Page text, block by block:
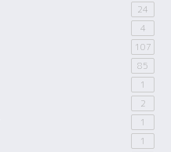
24
4
107
85
1
2
1
1